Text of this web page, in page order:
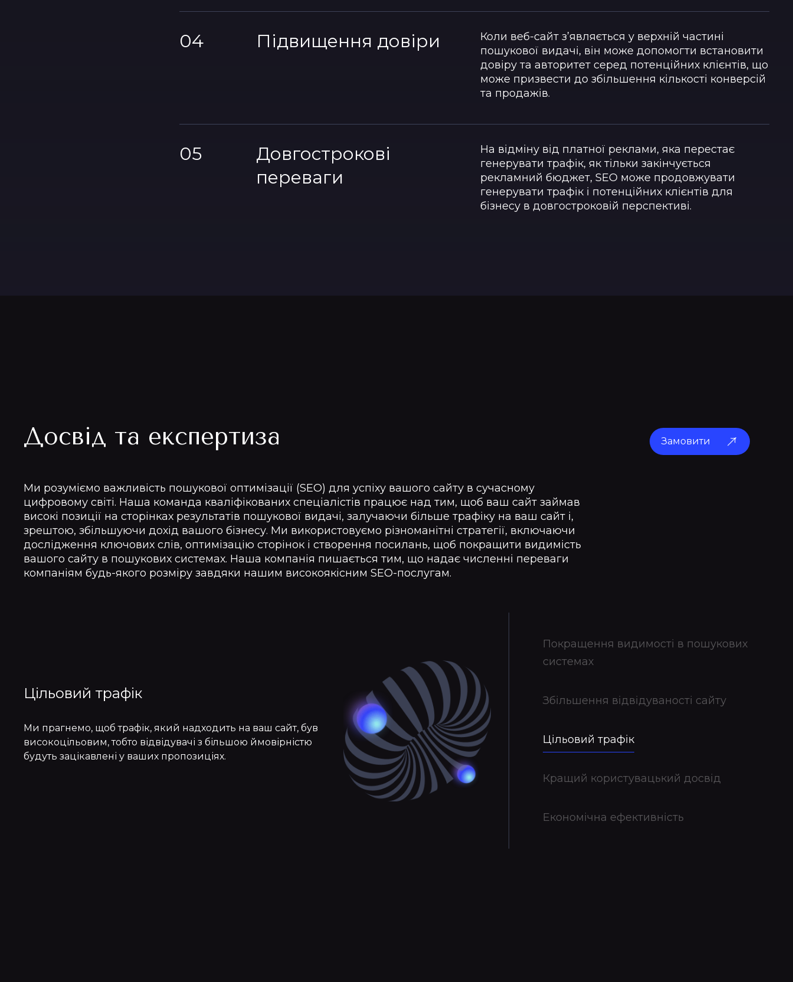
04 Підвищення довіри
Коли веб-сайт з’являється у верхній частині
пошукової видачі, він може допомогти встановити
довіру та авторитет серед потенційних клієнтів, що
може призвести до збільшення кількості конверсій
та продажів.
05
Довгострокові
переваги
На відміну від платної реклами, яка перестає
генерувати трафік, як тільки закінчується
рекламний бюджет, SEO може продовжувати
генерувати трафік і потенційних клієнтів для
бізнесу в довгостроковій перспективі.
Досвід та експертиза
Ми розуміємо важливість пошукової оптимізації (SEO) для успіху вашого сайту в сучасному
цифровому світі. Наша команда кваліфікованих спеціалістів працює над тим, щоб ваш сайт займав
високі позиції на сторінках результатів пошукової видачі, залучаючи більше трафіку на ваш сайт і,
зрештою, збільшуючи дохід вашого бізнесу. Ми використовуємо різноманітні стратегії, включаючи
дослідження ключових слів, оптимізацію сторінок і створення посилань, щоб покращити видимість
вашого сайту в пошукових системах. Наша компанія пишається тим, що надає численні переваги
компаніям будь-якого розміру завдяки нашим високоякісним SEO-послугам.
Замовити
Покращення видимості в пошукових
системах
Збільшення відвідуваності сайту
Цільовий трафік
Кращий користувацький досвід
Економічна ефективність
Цільовий трафік
Ми прагнемо, щоб трафік, який надходить на ваш сайт, був
високоцільовим, тобто відвідувачі з більшою ймовірністю
будуть зацікавлені у ваших пропозиціях.